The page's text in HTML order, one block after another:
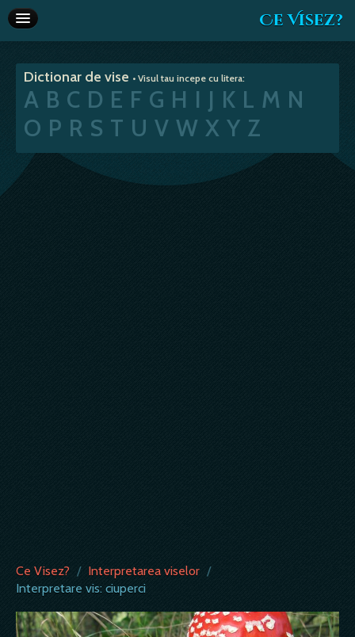
Ce Visez?
Interpretare vise
Articole
Va recomandam
Dictionar de vise • Visul tau incepe cu litera:
A B C D E F G H I J K L M N
O P R S T U V W X Y Z
Ce Visez? / Interpretarea viselor /
Interpretare vis: ciuperci